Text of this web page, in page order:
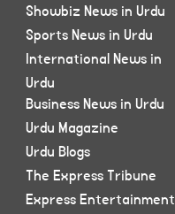
Showbiz News in Urdu
Sports News in Urdu
International News in
Urdu
Business News in Urdu
Urdu Magazine
Urdu Blogs
The Express Tribune
Express Entertainment